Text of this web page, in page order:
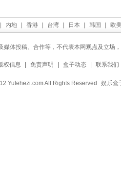
内地 香港 台湾 日本 韩国 欧
媒体投稿、合作等，不代表本网观点及立场
权信息 免责声明 盒子动态 联系我们
Yulehezi.com All Rights Reserved 娱乐盒